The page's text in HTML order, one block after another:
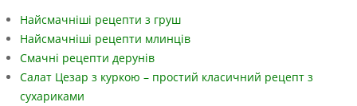
Найсмачніші рецепти з груш
Найсмачніші рецепти млинців
Смачні рецепти дерунів
Салат Цезар з куркою – простий класичний рецепт з
сухариками